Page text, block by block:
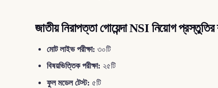
জাতীয় নিরাপত্তা গোয়েন্দা NSI নিয়োগ প্রস্তুতির
মোট লাইভ পরীক্ষা: ৩০টি
বিষয়ভিত্তিক পরীক্ষা: ২৫টি
ফুল মডেল টেস্ট: ৫টি